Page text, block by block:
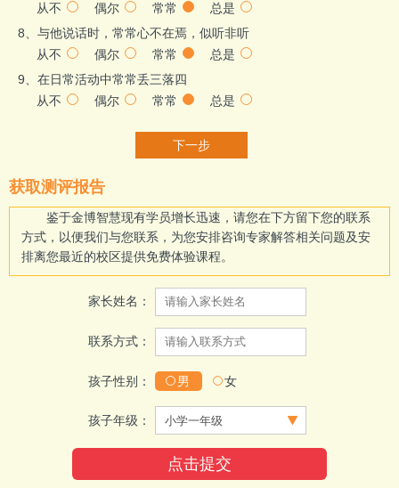
从不
偶尔 常常
总是
8、与他说话时，常常心不在焉，似听非听
从不
偶尔 常常
总是
9、在日常活动中常常丢三落四
从不
偶尔 常常 总是
下一步
获取测评报告
鉴于金博智慧现有学员增长迅速，请您在下方留下您的联系
方式，以便我们与您联系，为您安排咨询专家解答相关问题及安
排离您最近的校区提供免费体验课程。
家长姓名：
联系方式：
孩子性别： 男 女
孩子年级：